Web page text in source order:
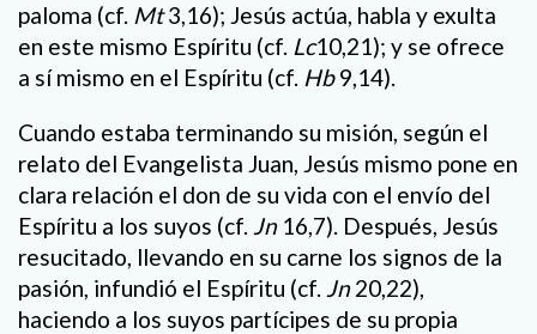
paloma (cf. Mt3,16); Jesús actúa, habla y exulta
en este mismo Espíritu (cf. Lc10,21); y se ofrece
a sí mismo en el Espíritu (cf. Hb9,14).
Cuando estaba terminando su misión, según el
relato del Evangelista Juan, Jesús mismo pone en
clara relación el don de su vida con el envío del
Espíritu a los suyos (cf. Jn16,7). Después, Jesús
resucitado, llevando en su carne los signos de la
pasión, infundió el Espíritu (cf. Jn20,22),
haciendo a los suyos partícipes de su propia